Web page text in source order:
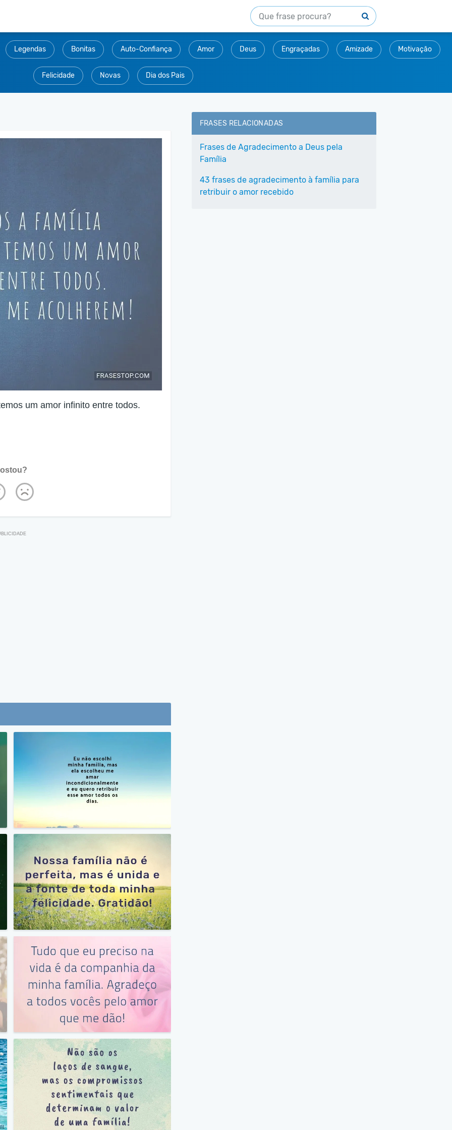
Legendas Bonitas Auto-Confiança Amor Deus Engraçadas Amizade Motivação
Felicidade Novas Dia dos Pais
um amor infinito entre todos.
FRASES RELACIONADAS
Frases de Agradecimento a Deus pela
Família
43 frases de agradecimento à família para
retribuir o amor recebido